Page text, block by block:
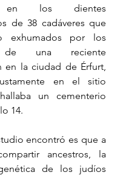
en los dientes
de 38 cadáveres que
exhumados por los
de una reciente
en la ciudad de Érfurt,
en el sitio
un cementerio
14.
encontró es que a
ancestros, la
de los judíos